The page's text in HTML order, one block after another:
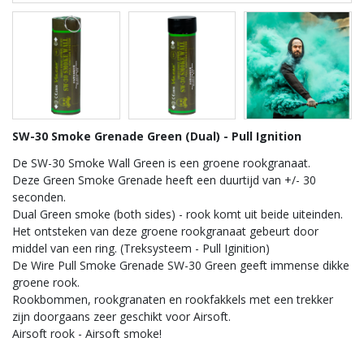
SW-30 Smoke Grenade Green (Dual) - Pull Ignition
De SW-30 Smoke Wall Green is een groene rookgranaat.
Deze Green Smoke Grenade heeft een duurtijd van +/- 30
seconden.
Dual Green smoke (both sides) - rook komt uit beide uiteinden.
Het ontsteken van deze groene rookgranaat gebeurt door
middel van een ring. (Treksysteem - Pull Iginition)
De Wire Pull Smoke Grenade SW-30 Green geeft immense dikke
groene rook.
Rookbommen, rookgranaten en rookfakkels met een trekker
zijn doorgaans zeer geschikt voor Airsoft.
Airsoft rook - Airsoft smoke!